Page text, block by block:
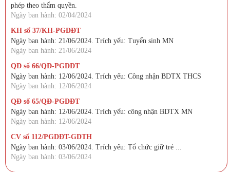
phép theo thẩm quyền.
Ngày ban hành: 02/04/2024
KH số 37/KH-PGDĐT
Ngày ban hành: 21/06/2024. Trích yếu: Tuyển sinh MN
Ngày ban hành: 21/06/2024
QĐ số 66/QĐ-PGDĐT
Ngày ban hành: 12/06/2024. Trích yếu: Công nhận BDTX THCS
Ngày ban hành: 12/06/2024
QĐ số 65/QĐ-PGDĐT
Ngày ban hành: 12/06/2024. Trích yếu: công nhận BDTX MN
Ngày ban hành: 12/06/2024
CV số 112/PGDĐT-GDTH
Ngày ban hành: 03/06/2024. Trích yếu: Tổ chức giữ trẻ ...
Ngày ban hành: 03/06/2024